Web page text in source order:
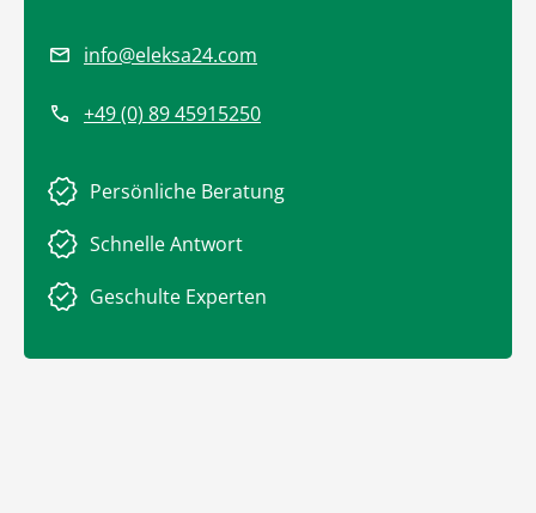
info@eleksa24.com
+49 (0) 89 45915250
Persönliche Beratung
Schnelle Antwort
Geschulte Experten